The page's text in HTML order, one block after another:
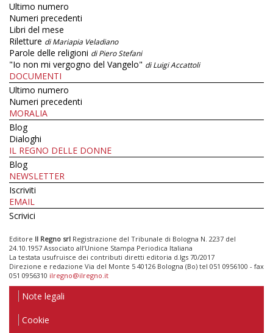
Ultimo numero
Numeri precedenti
Libri del mese
Riletture di Mariapia Veladiano
Parole delle religioni di Piero Stefani
"Io non mi vergogno del Vangelo" di Luigi Accattoli
DOCUMENTI
Ultimo numero
Numeri precedenti
MORALIA
Blog
Dialoghi
IL REGNO DELLE DONNE
Blog
NEWSLETTER
Iscriviti
EMAIL
Scrivici
Editore Il Regno srl Registrazione del Tribunale di Bologna N. 2237 del
24.10.1957 Associato all’Unione Stampa Periodica Italiana
La testata usufruisce dei contributi diretti editoria d.lgs 70/2017
Direzione e redazione Via del Monte 5 40126 Bologna (Bo) tel 051 0956100 - fax
051 0956310 ilregno@ilregno.it
Note legali
Cookie